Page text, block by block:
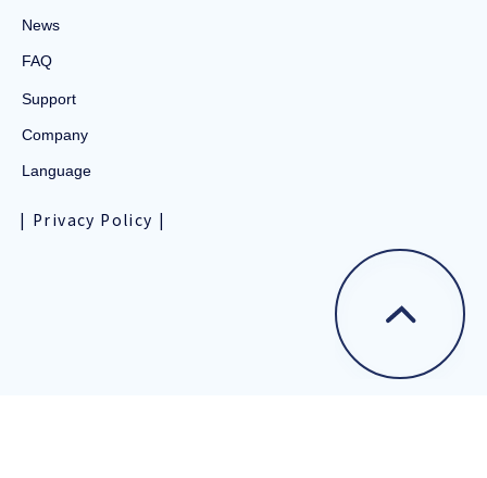
News
FAQ
Support
Company
Language
Privacy Policy